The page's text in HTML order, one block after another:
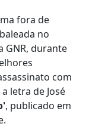
fora de
no
GNR, durante
com
letra de José
, publicado em